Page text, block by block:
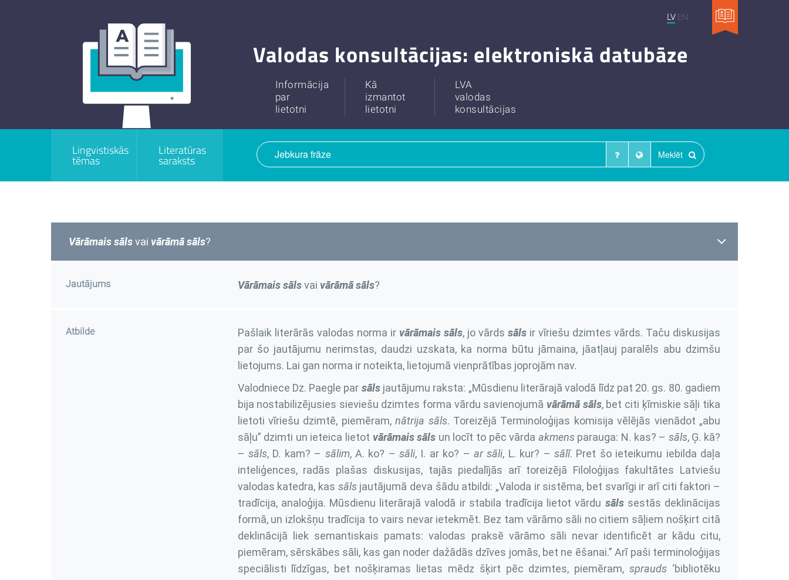
LV EN
Valodas konsultācijas: elektroniskā datubāze
Informācija
par
lietotni
Kā
izmantot
lietotni
LVA
valodas
konsultācijas
Lingvistiskās
tēmas
Literatūras
saraksts Meklēt
Vārāmaissālsvai vārāmāsāls?
Jautājums Vārāmais sālsvai vārāmā sāls?
Atbilde Pašlaik literārās valodas norma ir vārāmais sāls, jo vārds sālsir vīriešu dzimtes vārds. Taču diskusijas
par šo jautājumu nerimstas, daudzi uzskata, ka norma būtu jāmaina, jāatļauj paralēls abu dzimšu
lietojums. Lai gan norma ir noteikta, lietojumā vienprātības joprojām nav.
Valodniece Dz. Paegle par sālsjautājumu raksta: „Mūsdienu literārajā valodā līdz pat 20. gs. 80. gadiem
bija nostabilizējusies sieviešu dzimtes forma vārdu savienojumā vārāmā sāls, bet citi ķīmiskie sāļi tika
lietoti vīriešu dzimtē, piemēram,nātrija sāls. Toreizējā Terminoloģijas komisija vēlējās vienādot „abu
sāļu” dzimti un ieteica lietot vārāmais sāls un locīt to pēc vārda akmensparauga: N. kas? – sāls, Ģ. kā?
– sāls, D. kam? – sālim, A. ko? –sāli, I. ar ko? –ar sāli, L. kur? –sālī. Pret šo ieteikumu iebilda daļa
inteliģences, radās plašas diskusijas, tajās piedalījās arī toreizējā Filoloģijas fakultātes Latviešu
valodas katedra, kas sālsjautājumā deva šādu atbildi: „Valoda ir sistēma, bet svarīgi ir arī citi faktori –
tradīcija, analoģija. Mūsdienu literārajā valodā ir stabila tradīcija lietot vārdu sālssestās deklinācijas
formā, un izlokšņu tradīcija to vairs nevar ietekmēt. Bez tam vārāmo sāli no citiem sāļiem nošķirt citā
deklinācijā liek semantiskais pamats: valodas praksē vārāmo sāli nevar identificēt ar kādu citu,
piemēram, sērskābes sāli, kas gan noder dažādās dzīves jomās, bet ne ēšanai.” Arī paši terminoloģijas
speciālisti līdzīgas, bet nošķiramas lietas mēdz šķirt pēc dzimtes, piemēram,sprauds ‘bibliotēku